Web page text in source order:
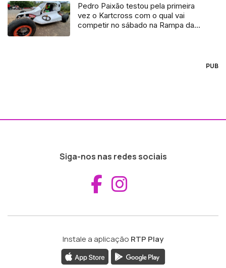
Pedro Paixão testou pela primeira
vez o Kartcross com o qual vai
competir no sábado na Rampa da
PUB
Siga-nos nas redes sociais
Aceder ao
Instale a aplicação RTP Play